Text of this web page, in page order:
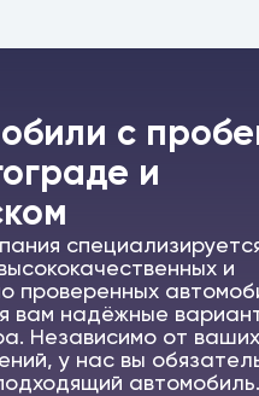
c
и
и
проверенных
вам надёжные
Независимо от ваших
у нас вы
автомобиль.